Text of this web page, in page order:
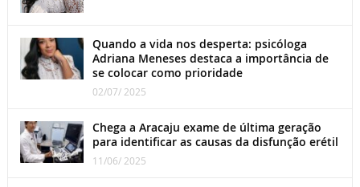
Quando a vida nos desperta: psicóloga
Adriana Meneses destaca a importância de
se colocar como prioridade
02/07/ 2025
Chega a Aracaju exame de última geração
para identificar as causas da disfunção erétil
11/06/ 2025